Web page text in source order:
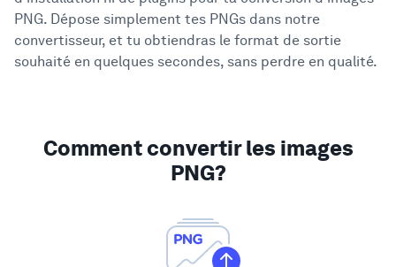
PNG. Dépose simplement tes PNGs dans notre
convertisseur, et tu obtiendras le format de sortie
souhaité en quelques secondes, sans perdre en qualité.
Comment convertir les images
PNG?